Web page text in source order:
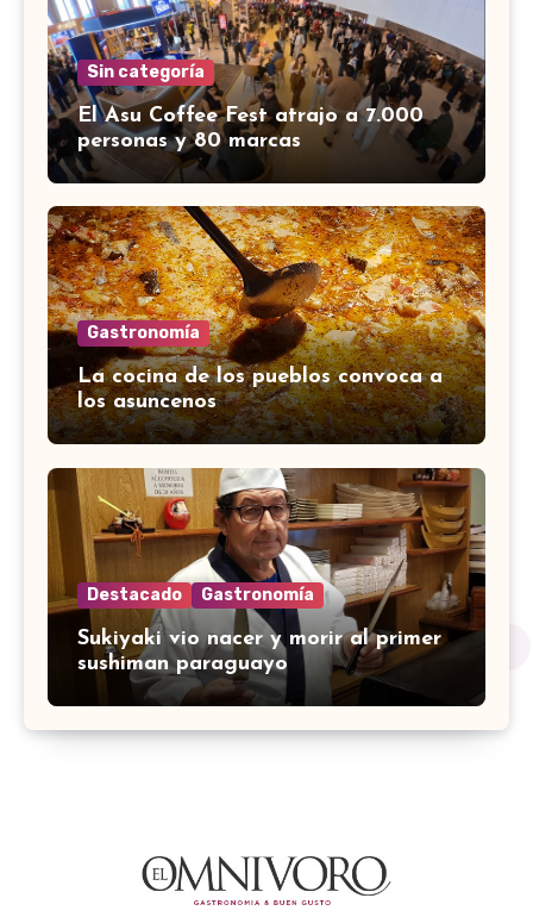
Sin categoría
El Asu Coffee Fest atrajo a 7.000
personas y 80 marcas
Gastronomía
La cocina de los pueblos convoca a
los asuncenos
Destacado Gastronomía
Sukiyaki vio nacer y morir al primer
sushiman paraguayo